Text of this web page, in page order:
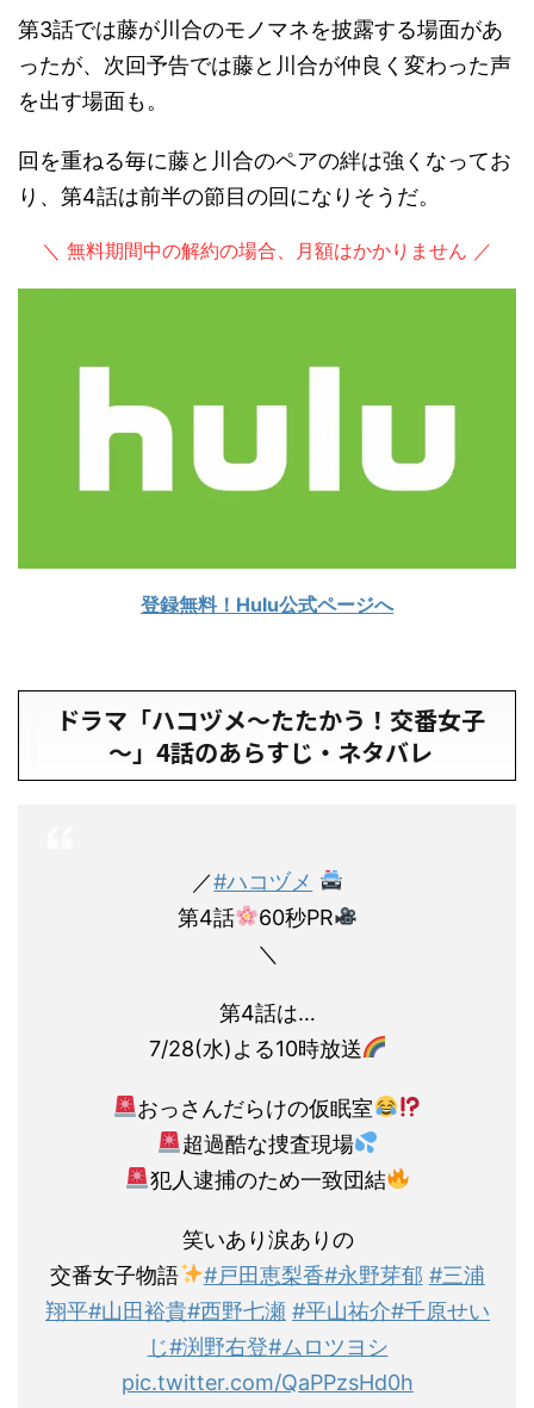
第3話では藤が川合のモノマネを披露する場面があ
ったが、次回予告では藤と川合が仲良く変わった声
を出す場面も。
回を重ねる毎に藤と川合のペアの絆は強くなってお
り、第4話は前半の節目の回になりそうだ。
＼ 無料期間中の解約の場合、月額はかかりません ／
登録無料！Hulu公式ページへ
ドラマ「ハコヅメ～たたかう！交番女子
～」4話のあらすじ・ネタバレ
／#ハコヅメ
第4話
60秒PR
＼
第4話は…
7/28(水)よる10時放送
おっさんだらけの仮眠室
超過酷な捜査現場
犯人逮捕のため一致団結
笑いあり涙ありの
交番女子物語
#戸田恵梨香#永野芽郁 #三浦
翔平#山田裕貴#西野七瀬 #平山祐介#千原せい
じ#渕野右登#ムロツヨシ
pic.twitter.com/QaPPzsHd0h